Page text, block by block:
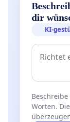
dir
KI-
Worten.